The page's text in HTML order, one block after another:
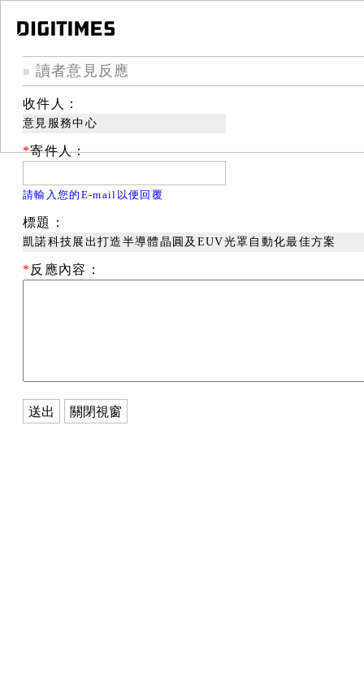
■ 讀者意見反應
收件人：
意見服務中心
*寄件人：
請輸入您的E-mail以便回覆
標題：
凱諾科技展出打造半導體晶圓及EUV光罩自動化最佳方案
* 反應內容：